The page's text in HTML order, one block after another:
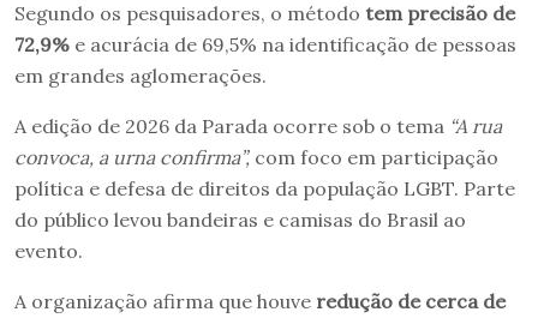
Segundo os pesquisadores, o método tem precisão de
72,9% e acurácia de 69,5% na identificação de pessoas
em grandes aglomerações.
A edição de 2026 da Parada ocorre sob o tema “A rua
convoca, a urna confirma”, com foco em participação
política e defesa de direitos da população LGBT. Parte
do público levou bandeiras e camisas do Brasil ao
evento.
A organização afirma que houve redução de cerca de